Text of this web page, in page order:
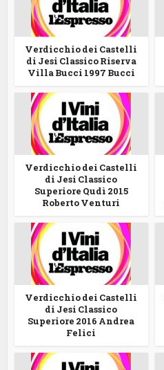
Verdicchio dei Castelli
di Jesi Classico Riserva
Villa Bucci 1997 Bucci
Verdicchio dei Castelli
di Jesi Classico
Superiore Qudì 2015
Roberto Venturi
Verdicchio dei Castelli
di Jesi Classico
Superiore 2016 Andrea
Felici